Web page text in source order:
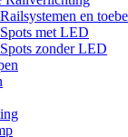
Railsystemen en
Spots met LED
Spots zonder LED